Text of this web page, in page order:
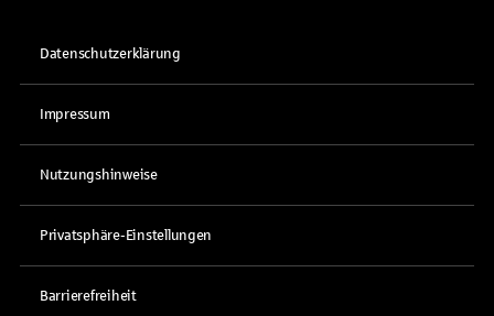
Datenschutzerklärung
Impressum
Nutzungshinweise
Privatsphäre-Einstellungen
Barrierefreiheit